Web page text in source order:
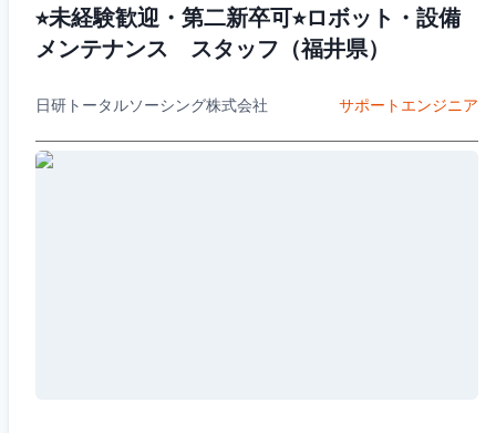
⭐︎未経験歓迎・第二新卒可⭐︎ロボット・設備
メンテナンス スタッフ（福井県）
日研トータルソーシング株式会社 サポートエンジニア